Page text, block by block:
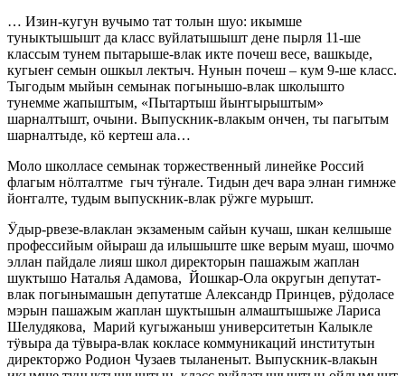
… Изин-кугун вучымо тат толын шуо: икымше
туныктышышт да класс вуйлатышышт дене пырля 11-ше
классым тунем пытарыше-влак икте почеш весе, вашкыде,
кугыеҥ семын ошкыл лектыч. Нунын почеш – кум 9-ше класс.
Тыгодым мыйын семынак погынышо-влак школышто
тунемме жапыштым, «Пытартыш йыҥгырыштым»
шарналтышт, очыни. Выпускник-влакым ончен, ты пагытым
шарналтыде, кӧ кертеш ала…
Моло школласе семынак торжественный линейке Россий
флагым нӧлталтме гыч тӱҥале. Тидын деч вара элнан гимнже
йоҥгалте, тудым выпускник-влак рӱжге мурышт.
Ӱдыр-рвезе-влаклан экзаменым сайын кучаш, шкан келшыше
профессийым ойыраш да илышыште шке верым муаш, шочмо
эллан пайдале лияш школ директорын пашажым жаплан
шуктышо Наталья Адамова, Йошкар-Ола округын депутат-
влак погынымашын депутатше Александр Принцев, рӱдоласе
мэрын пашажым жаплан шуктышын алмаштышыже Лариса
Шелудякова, Марий кугыжаныш университетын Калыкле
тӱвыра да тӱвыра-влак кокласе коммуникаций институтын
директоржо Родион Чузаев тыланеныт. Выпускник-влакын